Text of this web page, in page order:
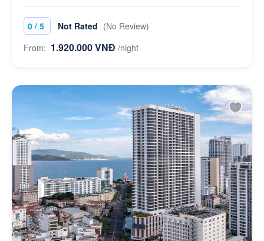
0 / 5 Not Rated (No Review)
From: 1.920.000 VNĐ /night